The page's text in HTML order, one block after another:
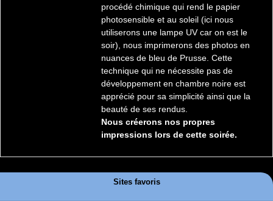
procédé chimique qui rend le papier
photosensible et au soleil (ici nous
utiliserons une lampe UV car on est le
soir), nous imprimerons des photos en
nuances de bleu de Prusse. Cette
technique qui ne nécessite pas de
développement en chambre noire est
apprécié pour sa simplicité ainsi que la
beauté de ses rendus.
Nous créerons nos propres
impressions lors de cette soirée.
Sites favoris